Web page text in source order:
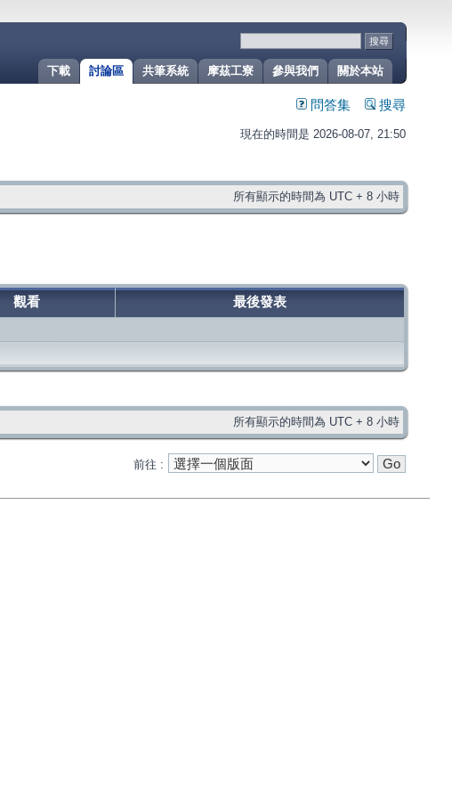
關於本站
參與我們
摩茲工寮
共筆系統
討論區
下載
問答集 搜尋
現在的時間是 2026-08-07, 21:50
所有顯示的時間為 UTC + 8 小時
觀看 最後發表
所有顯示的時間為 UTC + 8 小時
前往 :